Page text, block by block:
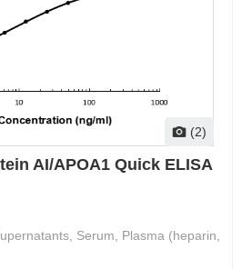
(2)
AI/APOA1 Quick ELISA
Serum, Plasma (heparin,